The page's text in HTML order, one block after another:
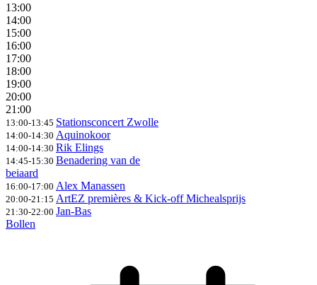
13:00
14:00
15:00
16:00
17:00
18:00
19:00
20:00
21:00
13:00-13:45 Stationsconcert Zwolle
14:00-14:30 Aquinokoor
14:00-14:30 Rik Elings
14:45-15:30 Benadering van de
beiaard
16:00-17:00 Alex Manassen
20:00-21:15 ArtEZ premières & Kick-off Michealsprijs
21:30-22:00 Jan-Bas
Bollen